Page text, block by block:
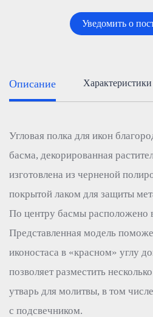
Уведомить о
Описание Характеристики
Угловая полка для икон
басма, декорированная
изготовлена из черненой
покрытой лаком для защиты
По центру басмы расположено
Представленная модель
иконостаса в «красном» углу
позволяет разместить
утварь для молитвы, в том
с подсвечником.